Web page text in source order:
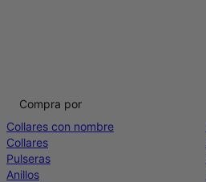
Compra por
Collares con nombre
Collares
Pulseras
Anillos